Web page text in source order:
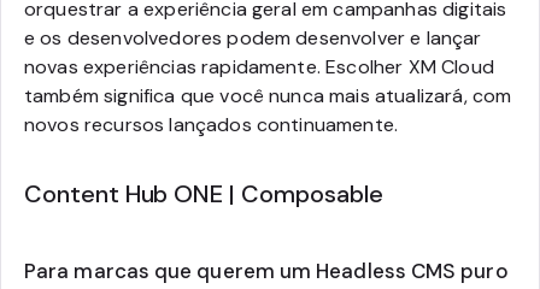
orquestrar a experiência geral em campanhas digitais
e os desenvolvedores podem desenvolver e lançar
novas experiências rapidamente. Escolher XM Cloud
também significa que você nunca mais atualizará, com
novos recursos lançados continuamente.
Content Hub ONE | Composable
Para marcas que querem um Headless CMS puro